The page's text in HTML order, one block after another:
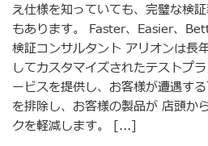
え仕様を知っていても、完璧な検
もあります。 Faster、Easier、
検証コンサルタント アリオンは長
してカスタマイズされたテストプ
ービスを提供し、お客様が遭遇す
を排除し、お客様の製品が 店頭か
クを軽減します。 [...]